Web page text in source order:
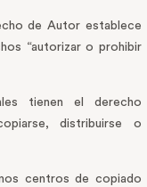
de Autor establece
“autorizar o prohibir
tienen el derecho
distribuirse o
centros de copiado